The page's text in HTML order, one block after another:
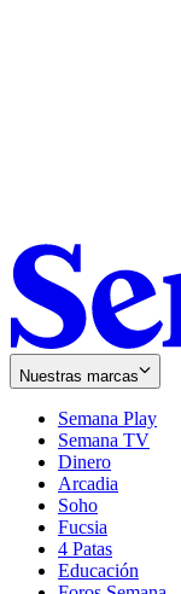
Nuestras marcas
Semana Play
Semana TV
Dinero
Arcadia
Soho
in
new
window
Fucsia
in
new
4 Patas
Educación